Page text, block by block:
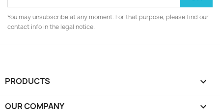
You may unsubscribe at any moment. For that purpose, please find our
contact info in the legal notice.
PRODUCTS 
OUR COMPANY 